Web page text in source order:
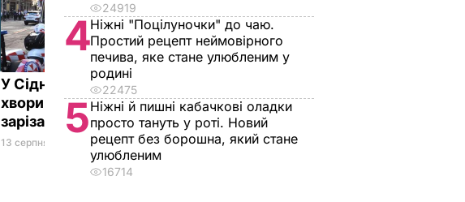
У Сіднеї психічно
хворий чоловік
зарізав жінку
13 серпня, 14.04 СВІТ
24919
4Ніжні "Поцілуночки" до чаю.
Простий рецепт неймовірного
печива, яке стане улюбленим у
родині
22475
5Ніжні й пишні кабачкові оладки
просто тануть у роті. Новий
рецепт без борошна, який стане
улюбленим
16714